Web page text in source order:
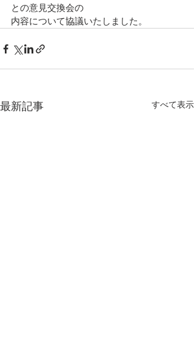
との意見交換会の
内容について協議いたしました。
最新記事 すべて表示